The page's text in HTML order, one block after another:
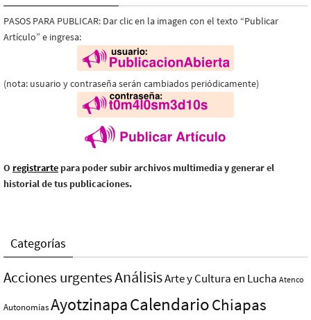
PASOS PARA PUBLICAR: Dar clic en la imagen con el texto “Publicar
Artículo” e ingresa:
(nota: usuario y contraseña serán cambiados periódicamente)
O registrarte para poder subir archivos multimedia y generar el
historial de tus publicaciones.
Categorías
Acciones urgentesAnálisisArte y Cultura en Lucha Atenco
AutonomíasAyotzinapaCalendarioChiapas